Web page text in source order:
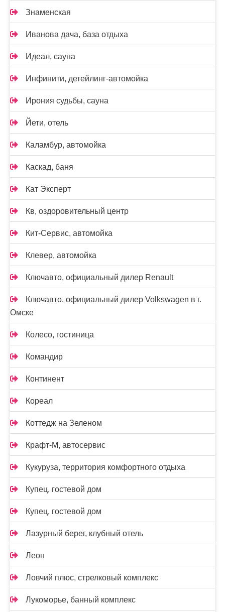
Знаменская
Иванова дача, база отдыха
Идеал, сауна
Инфинити, детейлинг-автомойка
Ирония судьбы, сауна
Йети, отель
Каламбур, автомойка
Каскад, баня
Кат Эксперт
Кв, оздоровительный центр
Кит-Сервис, автомойка
Клевер, автомойка
Ключавто, официальный дилер Renault
Ключавто, официальный дилер Volkswagen в г.
Омске
Колесо, гостиница
Командир
Континент
Кореал
Коттедж на Зеленом
Крафт-М, автосервис
Кукуруза, территория комфортного отдыха
Купец, гостевой дом
Купец, гостевой дом
Лазурный берег, клубный отель
Леон
Ловчий плюс, стрелковый комплекс
Лукоморье, банный комплекс